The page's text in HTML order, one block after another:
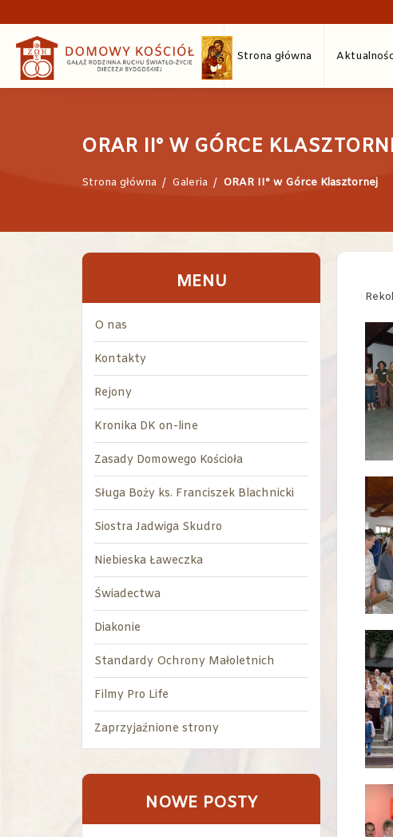
Strona główna
ORAR II° W GÓRCE
Strona główna / Galeria / ORAR II° w Górce Klasztornej
MENU
O nas
Kontakty
Rejony
Kronika DK on-line
Zasady Domowego Kościoła
Sługa Boży ks. Franciszek Blachnicki
Siostra Jadwiga Skudro
Niebieska Ławeczka
Świadectwa
Diakonie
Standardy Ochrony Małoletnich
Filmy Pro Life
Zaprzyjaźnione strony
NOWE POSTY